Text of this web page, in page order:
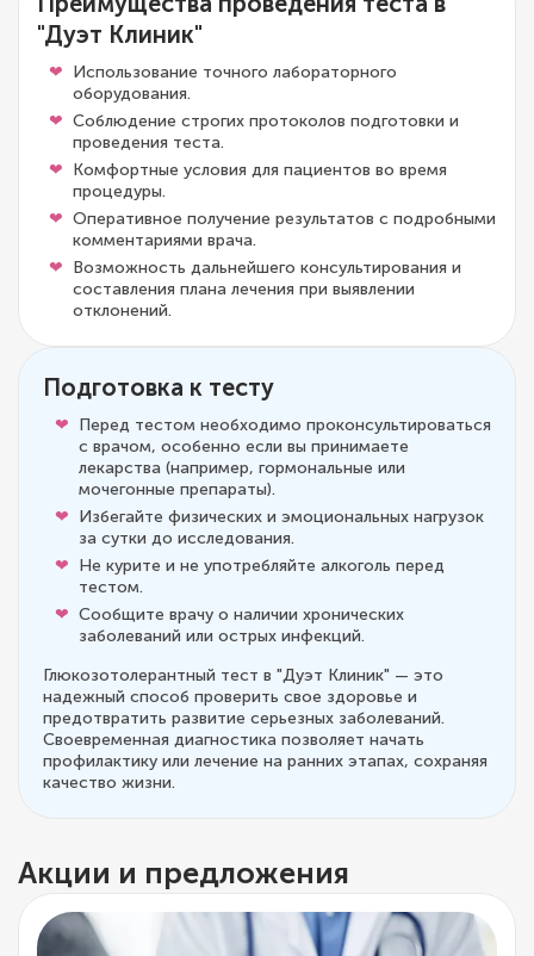
"Дуэт Клиник"
Использование точного лабораторного
оборудования.
Соблюдение строгих протоколов подготовки и
проведения теста.
Комфортные условия для пациентов во время
процедуры.
Оперативное получение результатов с подробными
комментариями врача.
Возможность дальнейшего консультирования и
составления плана лечения при выявлении
отклонений.
Подготовка к тесту
Перед тестом необходимо проконсультироваться
с врачом, особенно если вы принимаете
лекарства (например, гормональные или
мочегонные препараты).
Избегайте физических и эмоциональных нагрузок
за сутки до исследования.
Не курите и не употребляйте алкоголь перед
тестом.
Сообщите врачу о наличии хронических
заболеваний или острых инфекций.
Глюкозотолерантный тест в "Дуэт Клиник" — это
надежный способ проверить свое здоровье и
предотвратить развитие серьезных заболеваний.
Своевременная диагностика позволяет начать
профилактику или лечение на ранних этапах, сохраняя
качество жизни.
Акции и предложения